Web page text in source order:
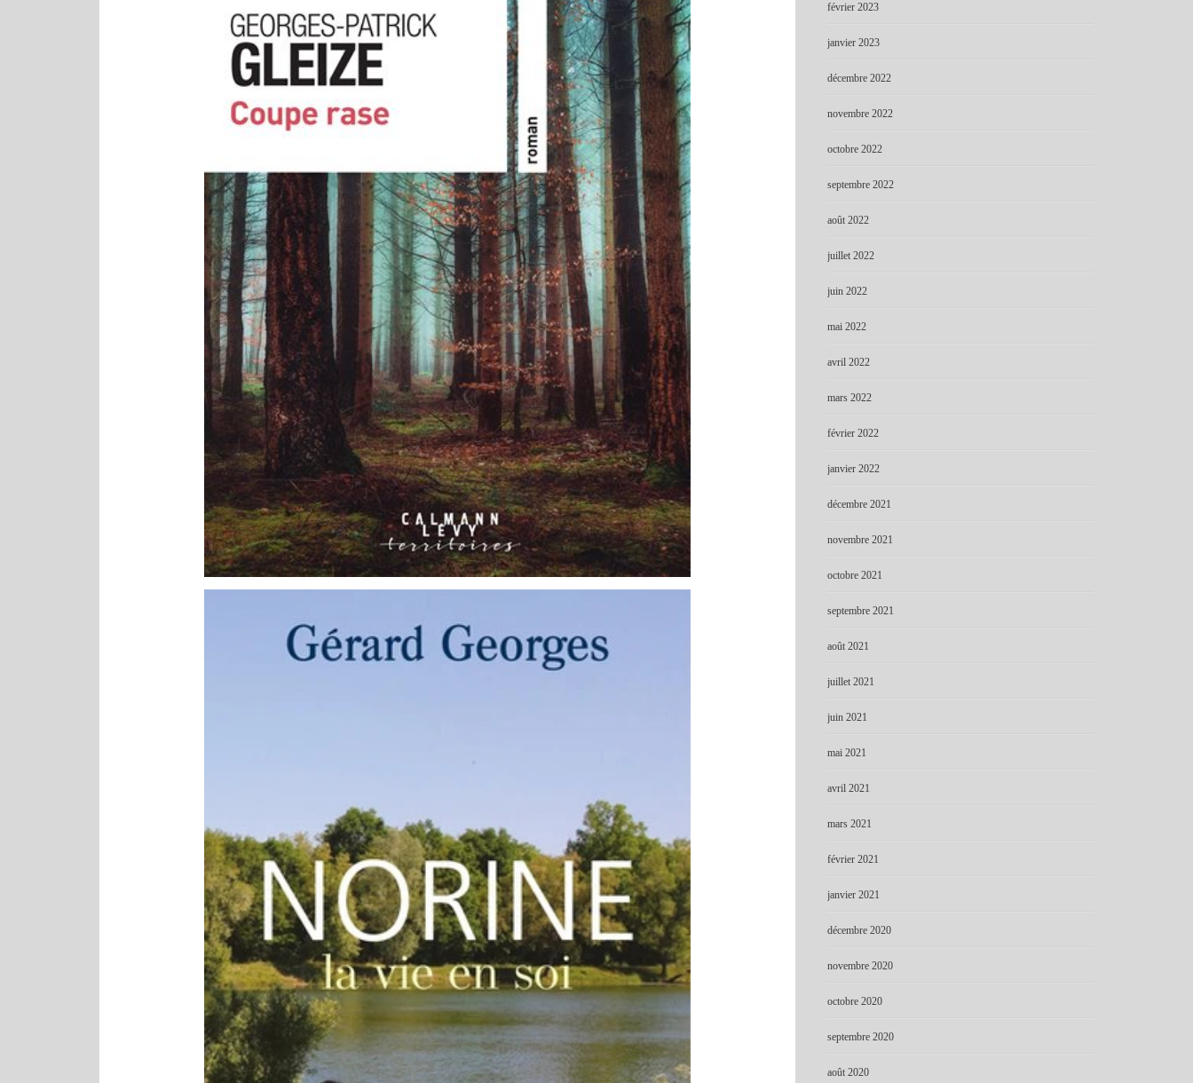
février 2023
janvier 2023
décembre 2022
novembre 2022
octobre 2022
septembre 2022
août 2022
juillet 2022
juin 2022
mai 2022
avril 2022
mars 2022
février 2022
janvier 2022
décembre 2021
novembre 2021
octobre 2021
septembre 2021
août 2021
juillet 2021
juin 2021
mai 2021
avril 2021
mars 2021
février 2021
janvier 2021
décembre 2020
novembre 2020
octobre 2020
septembre 2020
août 2020